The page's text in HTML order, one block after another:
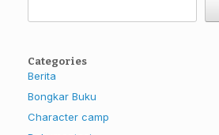
Categories
Berita
Bongkar Buku
Character camp